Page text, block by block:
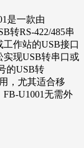
是一款由
转RS-422/485串
作站的USB接口
现USB转串口或
的USB转
，尤其适合移
U1001无需外